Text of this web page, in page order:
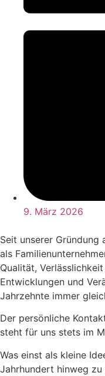
9. März 2026
Seit unserer Gründung
als
Qualität,
Entwicklungen und
Jahrzehnte immer
Der persönliche
steht für uns stets im
Was einst als kleine
Jahrhundert hinweg